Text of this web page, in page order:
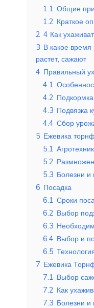
1.1 Общие
1.2 Краткое
2 4 Как
3 В какое время
растет, сажают
4 Правильный
4.1
4.2
4.3 Подвязка
4.4 Сбор
5 Ежевика
5.1
5.2
5.3 Болезни и
6 Посадка
6.1 Сроки
6.2 Выбор
6.3
6.4 Выбор и
6.5
7 Ежевика
7.1 Выбор
7.2 Как
7.3 Болезни и